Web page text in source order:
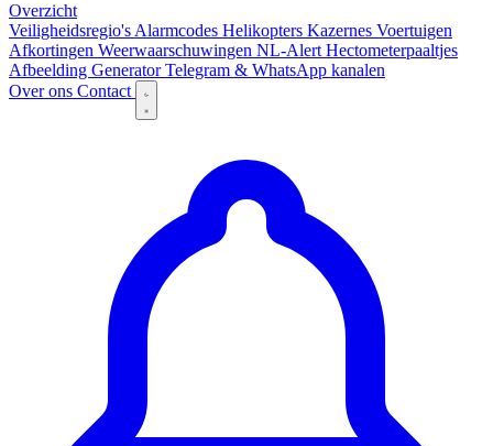
Overzicht
Veiligheidsregio's Alarmcodes Helikopters Kazernes Voertuigen
Afkortingen Weerwaarschuwingen NL-Alert Hectometerpaaltjes
Afbeelding GeneratorTelegram & WhatsApp kanalen
Over ons Contact